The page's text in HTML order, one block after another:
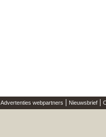
Advertenties webpartners Nieuwsbrief